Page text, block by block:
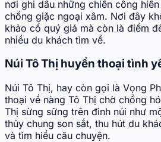
nơi ghi dấu những chiến công
chống giặc ngoại xâm. Nơi đây
khảo cổ quý giá mà còn là điểm
nhiều du khách tìm về.
Núi Tô Thị huyền thoại tình
Núi Tô Thị, hay còn gọi là Vọng
thoại về nàng Tô Thị chờ chồng
Thị sừng sững trên đỉnh núi như
thủy chung son sắt, thu hút du
và tìm hiểu câu chuyện.